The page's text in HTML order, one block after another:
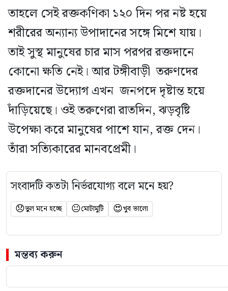
তাহলে সেই রক্তকণিকা ১২০ দিন পর নষ্ট হয়ে
শরীরের অন্যান্য উপাদানের সঙ্গে মিশে যায়।
তাই সুস্থ মানুষের চার মাস পরপর রক্তদানে
কোনো ক্ষতি নেই। আর টঙ্গীবাড়ী তরুণদের
রক্তদানের উদ্যোগ এখন জনপদে দৃষ্টান্ত হয়ে
দাঁড়িয়েছে। ওই তরুণেরা রাতদিন, ঝড়বৃষ্টি
উপেক্ষা করে মানুষের পাশে যান, রক্ত দেন।
তাঁরা সত্যিকারের মানবপ্রেমী।
সংবাদটি কতটা নির্ভরযোগ্য বলে মনে হয়?
😞ভুল মনে হচ্ছে 😐মোটামুটি 😍খুব ভালো
মন্তব্য করুন